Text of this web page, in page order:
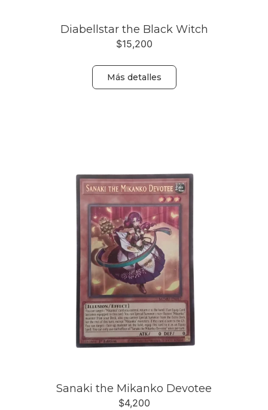
Diabellstar the Black Witch
$15,200
Más detalles
Sanaki the Mikanko Devotee
$4,200